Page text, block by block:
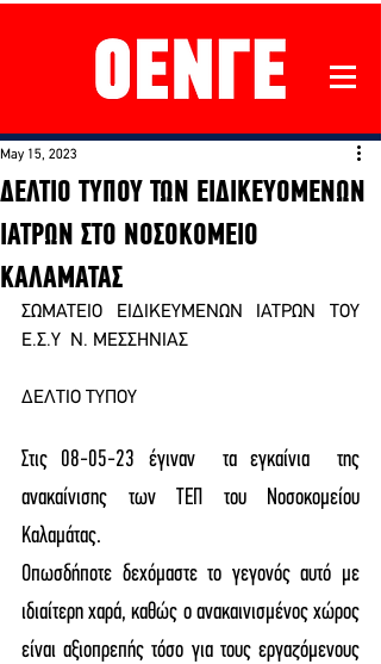
ΔΕΛΤΙΟ ΤΥΠΟΥ ΤΩΝ ΕΙΔΙΚΕΥΟΜΕΝΩΝ
ΙΑΤΡΩΝ ΣΤΟ ΝΟΣΟΚΟΜΕΙΟ
ΚΑΛΑΜΑΤΑΣ
May 15, 2023
ΣΩΜΑΤΕΙΟ ΕΙΔΙΚΕΥΜΕΝΩΝ ΙΑΤΡΩΝ ΤΟΥ
Ε.Σ.Υ  Ν. ΜΕΣΣΗΝΙΑΣ
ΔΕΛΤΙΟ ΤΥΠΟΥ
Στις 08-05-23 έγιναν  τα εγκαίνια  της
ανακαίνισης των ΤΕΠ του Νοσοκομείου
Καλαμάτας.
Οπωσδήποτε δεχόμαστε το γεγονός αυτό με
ιδιαίτερη χαρά, καθώς ο ανακαινισμένος χώρος
είναι αξιοπρεπής τόσο για τους εργαζόμενους